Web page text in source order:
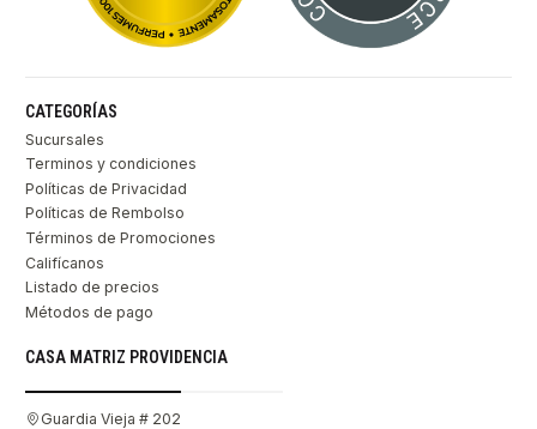
CATEGORÍAS
Sucursales
Terminos y condiciones
Políticas de Privacidad
Políticas de Rembolso
Términos de Promociones
Califícanos
Listado de precios
Métodos de pago
CASA MATRIZ PROVIDENCIA
Guardia Vieja # 202